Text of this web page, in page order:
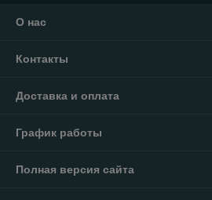
О нас
Контакты
Доставка и оплата
График работы
Полная версия сайта